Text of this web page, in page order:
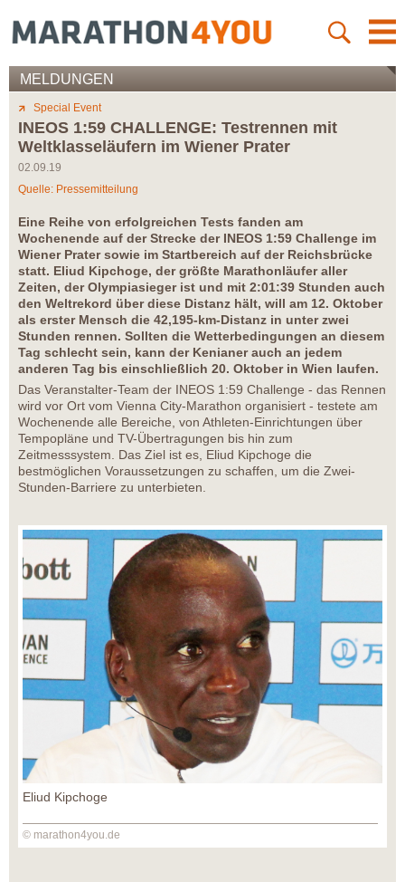
MELDUNGEN
Special Event
INEOS 1:59 CHALLENGE: Testrennen mit
Weltklasseläufern im Wiener Prater
02.09.19
Quelle: Pressemitteilung
Eine Reihe von erfolgreichen Tests fanden am
Wochenende auf der Strecke der INEOS 1:59 Challenge im
Wiener Prater sowie im Startbereich auf der Reichsbrücke
statt. Eliud Kipchoge, der größte Marathonläufer aller
Zeiten, der Olympiasieger ist und mit 2:01:39 Stunden auch
den Weltrekord über diese Distanz hält, will am 12. Oktober
als erster Mensch die 42,195-km-Distanz in unter zwei
Stunden rennen. Sollten die Wetterbedingungen an diesem
Tag schlecht sein, kann der Kenianer auch an jedem
anderen Tag bis einschließlich 20. Oktober in Wien laufen.
Das Veranstalter-Team der INEOS 1:59 Challenge - das Rennen
wird vor Ort vom Vienna City-Marathon organisiert - testete am
Wochenende alle Bereiche, von Athleten-Einrichtungen über
Tempopläne und TV-Übertragungen bis hin zum
Zeitmesssystem. Das Ziel ist es, Eliud Kipchoge die
bestmöglichen Voraussetzungen zu schaffen, um die Zwei-
Stunden-Barriere zu unterbieten.
Eliud Kipchoge
© marathon4you.de